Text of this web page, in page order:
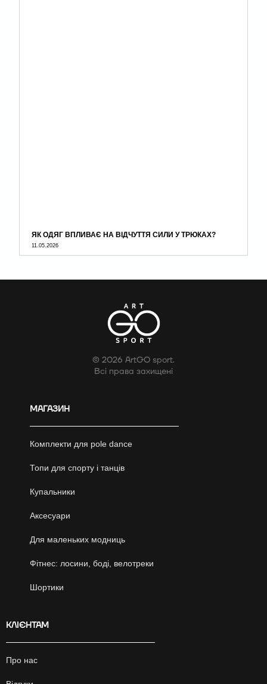
ЯК ОДЯГ ВПЛИВАЄ НА ВІДЧУТТЯ СИЛИ У ТРЮКАХ?
11.05.2026
© 2026 ArtGO sport.
Всі права захищені
МАГАЗИН
Комплекти для pole dance
Топи для спорту і танців
Купальники
Аксесуари
Для маленьких модниць
Фітнес: лосини, боді, велотреки
Шортики
КЛІЄНТАМ
Про нас